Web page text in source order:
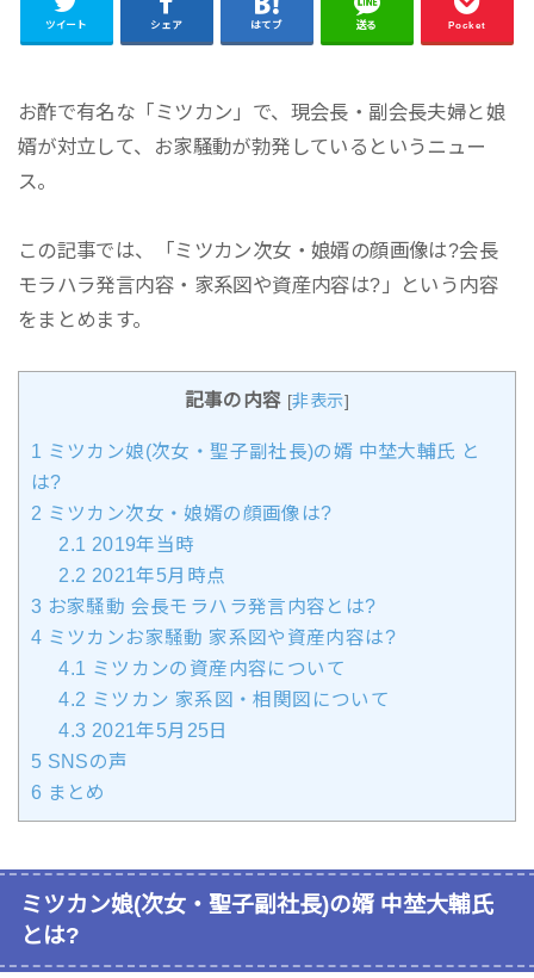
ツイート シェア はてブ 送る Pocket
お酢で有名な「ミツカン」で、現会長・副会長夫婦と娘
婿が対立して、お家騒動が勃発しているというニュー
ス。
この記事では、「ミツカン次女・娘婿の顔画像は?会長
モラハラ発言内容・家系図や資産内容は?」という内容
をまとめます。
記事の内容 [非表示]
1 ミツカン娘(次女・聖子副社長)の婿 中埜大輔氏 と
は?
2 ミツカン次女・娘婿の顔画像は?
2.1 2019年当時
2.2 2021年5月時点
3 お家騒動 会長モラハラ発言内容とは?
4 ミツカンお家騒動 家系図や資産内容は?
4.1 ミツカンの資産内容について
4.2 ミツカン 家系図・相関図について
4.3 2021年5月25日
5 SNSの声
6 まとめ
ミツカン娘(次女・聖子副社長)の婿 中埜大輔氏
とは?